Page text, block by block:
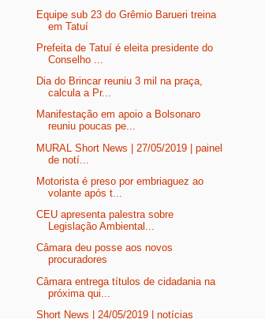
Equipe sub 23 do Grêmio Barueri treina
em Tatuí
Prefeita de Tatuí é eleita presidente do
Conselho ...
Dia do Brincar reuniu 3 mil na praça,
calcula a Pr...
Manifestação em apoio a Bolsonaro
reuniu poucas pe...
MURAL Short News | 27/05/2019 | painel
de notí...
Motorista é preso por embriaguez ao
volante após t...
CEU apresenta palestra sobre
Legislação Ambiental...
Câmara deu posse aos novos
procuradores
Câmara entrega títulos de cidadania na
próxima qui...
Short News | 24/05/2019 | notícias